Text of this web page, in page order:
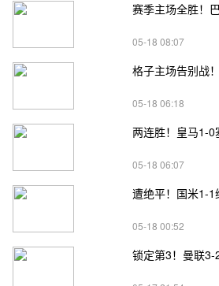
05-18 08:07
05-18 06:18
05-18 06:07
05-18 00:52